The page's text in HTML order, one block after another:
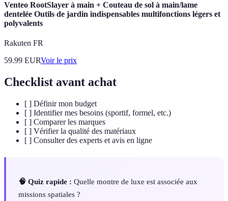
Venteo RootSlayer à main + Couteau de sol à main/lame
dentelée Outils de jardin indispensables multifonctions légers et
polyvalents
Rakuten FR
59.99 EURVoir le prix
Checklist avant achat
[ ] Définir mon budget
[ ] Identifier mes besoins (sportif, formel, etc.)
[ ] Comparer les marques
[ ] Vérifier la qualité des matériaux
[ ] Consulter des experts et avis en ligne
🧠 Quiz rapide : Quelle montre de luxe est associée aux
missions spatiales ?